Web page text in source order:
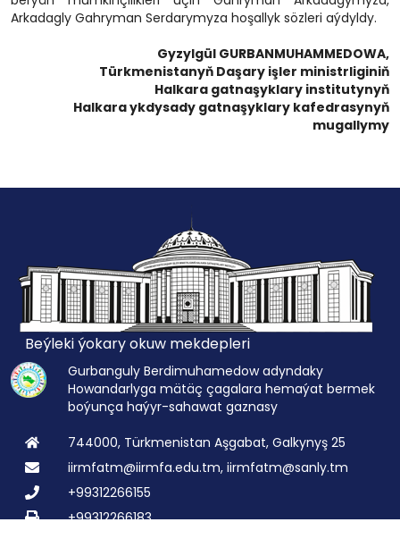
Arkadagly Gahryman Serdarymyza hoşallyk sözleri aýdyldy.
Gyzylgül GURBANMUHAMMEDOWA,
Türkmenistanyň Daşary işler ministrliginiň
Halkara gatnaşyklary institutynyň
Halkara ykdysady gatnaşyklary kafedrasynyň
mugallymy
Beýleki ýokary okuw mekdepleri
Gurbanguly Berdimuhamedow adyndaky
Howandarlyga mätäç çagalara hemaýat bermek
boýunça haýyr-sahawat gaznasy
744000, Türkmenistan Aşgabat, Galkynyş 25
iirmfatm@iirmfa.edu.tm, iirmfatm@sanly.tm
+99312266155
+99312266183